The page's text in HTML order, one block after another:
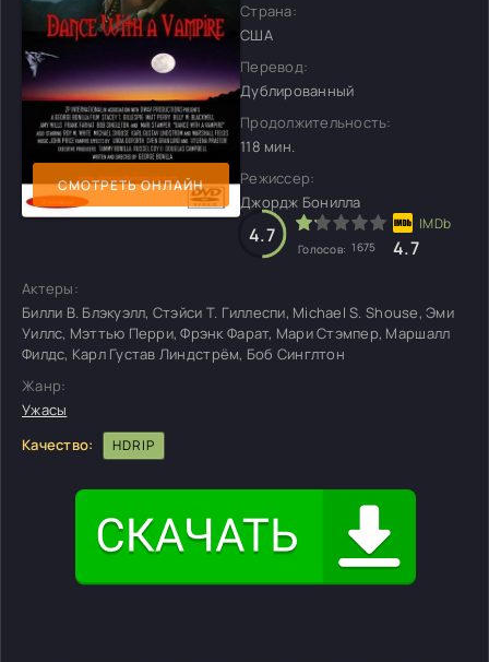
СМОТРЕТЬ ОНЛАЙН
Страна:
США
Перевод:
Дублированный
Продолжительность:
118 мин.
Режиссер:
Джордж Бонилла
4.7
Голосов: 1675 4.7
Актеры:
Билли В. Блэкуэлл, Стэйси Т. Гиллеспи, Michael S. Shouse, Эми
Уиллс, Мэттью Перри, Фрэнк Фарат, Мари Стэмпер, Маршалл
Филдс, Карл Густав Линдстрём, Боб Синглтон
Жанр:
Ужасы
Качество:
HDRIP